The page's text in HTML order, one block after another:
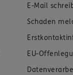
E-Mail
Schaden
EU-